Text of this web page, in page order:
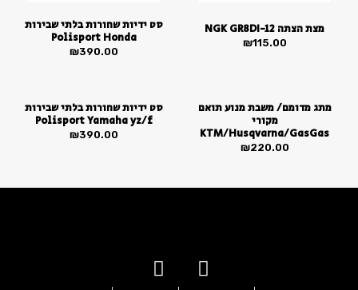
מצת הצתה NGK GR8DI-12
₪115.00
סט ידיות שחורות בלתי שבירות
Polisport Honda
₪390.00
מתג מדומם/ משבת מנוע תואם
מקורי
KTM/Husqvarna/GasGas
₪220.00
סט ידיות שחורות בלתי שבירות
Polisport Yamaha yz/f
₪390.00